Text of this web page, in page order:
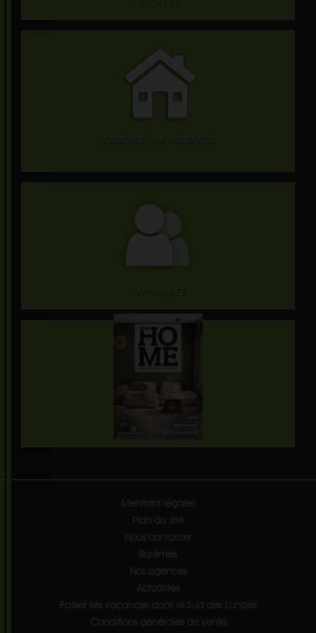
SOUSCRIRE UNE ASSURANCE
PARTENAIRES
Mentions légales
Plan du site
Nous contacter
Barèmes
Nos agences
Actualités
Passer ses vacances dans le Sud des Landes
Conditions générales de vente